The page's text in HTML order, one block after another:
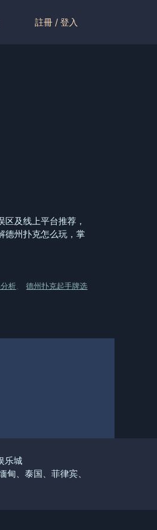
註冊 / 登入
及线上平台推荐，
德州扑克怎么玩，掌
析 、德州扑克起手牌选
乐城
、泰国、菲律宾、